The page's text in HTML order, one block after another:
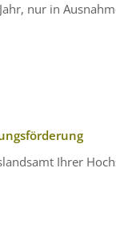
, nur in
Ihrer